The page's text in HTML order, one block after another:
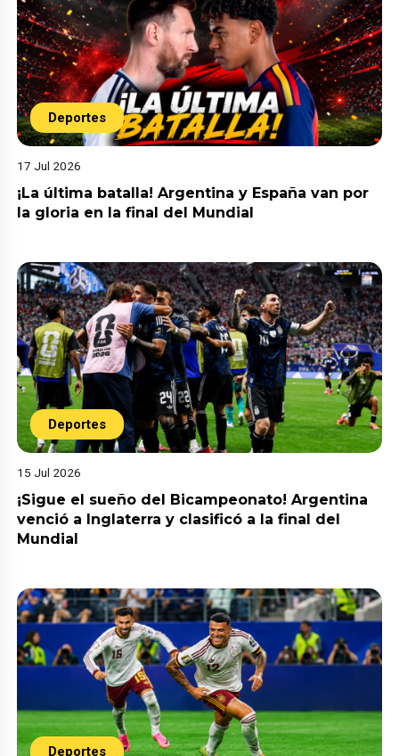
Deportes
17 Jul 2026
¡La última batalla! Argentina y España van por
la gloria en la final del Mundial
Deportes
15 Jul 2026
¡Sigue el sueño del Bicampeonato! Argentina
venció a Inglaterra y clasificó a la final del
Mundial
Deportes